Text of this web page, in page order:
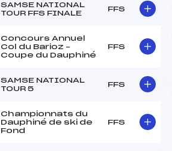
SAMSE NATIONAL
TOUR FFS FINALE
FFS
Concours Annuel
Col du Barioz –
Coupe du Dauphiné
FFS
SAMSE NATIONAL
TOUR 5
FFS
Championnats du
Dauphiné de ski de
Fond
FFS